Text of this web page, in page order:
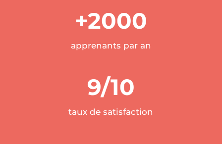
+2000
apprenants par an
9/10
taux de satisfaction